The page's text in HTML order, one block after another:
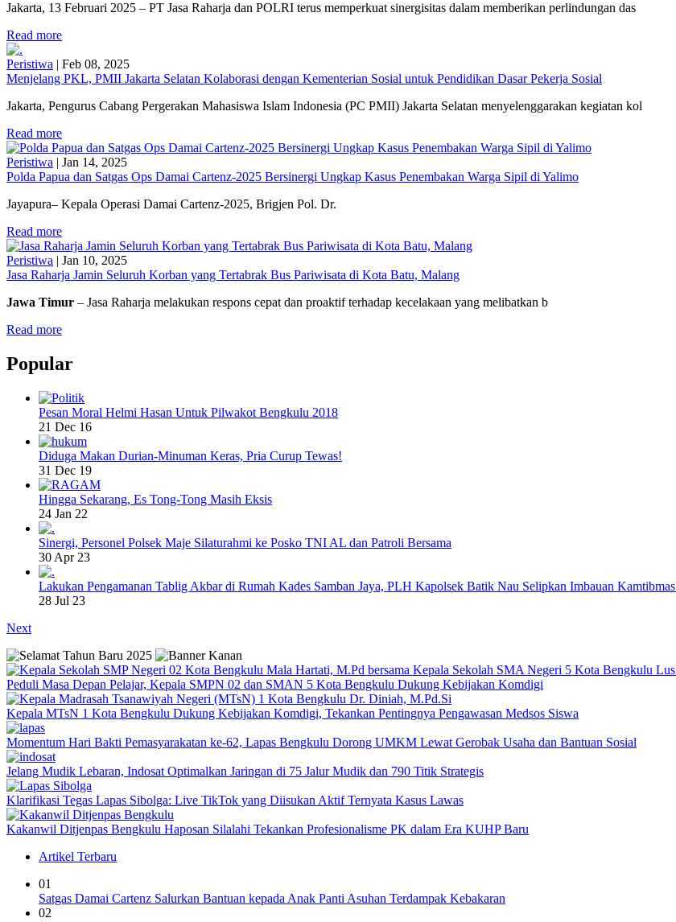
Jakarta, 13 Februari 2025 – PT Jasa Raharja dan POLRI terus memperkuat sinergisitas dalam memberikan perlindungan das
Read more
Peristiwa | Feb 08, 2025
Menjelang PKL, PMII Jakarta Selatan Kolaborasi dengan Kementerian Sosial untuk Pendidikan Dasar Pekerja Sosial
Jakarta, Pengurus Cabang Pergerakan Mahasiswa Islam Indonesia (PC PMII) Jakarta Selatan menyelenggarakan kegiatan kol
Read more
Peristiwa | Jan 14, 2025
Polda Papua dan Satgas Ops Damai Cartenz-2025 Bersinergi Ungkap Kasus Penembakan Warga Sipil di Yalimo
Jayapura– Kepala Operasi Damai Cartenz-2025, Brigjen Pol. Dr.
Read more
Peristiwa | Jan 10, 2025
Jasa Raharja Jamin Seluruh Korban yang Tertabrak Bus Pariwisata di Kota Batu, Malang
Jawa Timur – Jasa Raharja melakukan respons cepat dan proaktif terhadap kecelakaan yang melibatkan b
Read more
Popular
Pesan Moral Helmi Hasan Untuk Pilwakot Bengkulu 2018
21 Dec 16
Diduga Makan Durian-Minuman Keras, Pria Curup Tewas!
31 Dec 19
Hingga Sekarang, Es Tong-Tong Masih Eksis
24 Jan 22
Sinergi, Personel Polsek Maje Silaturahmi ke Posko TNI AL dan Patroli Bersama
30 Apr 23
Lakukan Pengamanan Tablig Akbar di Rumah Kades Samban Jaya, PLH Kapolsek Batik Nau Selipkan Imbauan Kamtibmas
28 Jul 23
Next
Peduli Masa Depan Pelajar, Kepala SMPN 02 dan SMAN 5 Kota Bengkulu Dukung Kebijakan Komdigi
Kepala MTsN 1 Kota Bengkulu Dukung Kebijakan Komdigi, Tekankan Pentingnya Pengawasan Medsos Siswa
Momentum Hari Bakti Pemasyarakatan ke-62, Lapas Bengkulu Dorong UMKM Lewat Gerobak Usaha dan Bantuan Sosial
Jelang Mudik Lebaran, Indosat Optimalkan Jaringan di 75 Jalur Mudik dan 790 Titik Strategis
Klarifikasi Tegas Lapas Sibolga: Live TikTok yang Diisukan Aktif Ternyata Kasus Lawas
Kakanwil Ditjenpas Bengkulu Haposan Silalahi Tekankan Profesionalisme PK dalam Era KUHP Baru
Artikel Terbaru
01
Satgas Damai Cartenz Salurkan Bantuan kepada Anak Panti Asuhan Terdampak Kebakaran
02